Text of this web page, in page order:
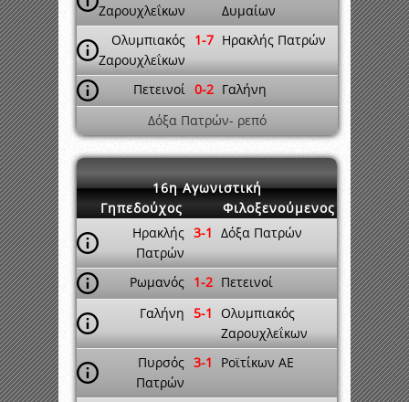
Ζαρουχλεΐκων
Δυμαίων
Ολυμπιακός
Ζαρουχλεΐκων
1-7 Ηρακλής Πατρών
Πετεινοί 0-2 Γαλήνη
Δόξα Πατρών- ρεπό
16η Αγωνιστική
Γηπεδούχος
Φιλοξενούμενος
Ηρακλής
Πατρών
3-1 Δόξα Πατρών
Ρωμανός 1-2 Πετεινοί
Γαλήνη 5-1 Ολυμπιακός
Ζαρουχλεΐκων
Πυρσός
Πατρών
3-1 Ροϊτίκων ΑΕ